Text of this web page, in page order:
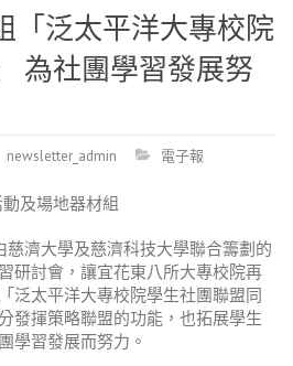
字:
「泛太平洋大專校院
為社團學習發展努
newsletter_admin 電子報
及場地器材組
慈濟大學及慈濟科技大學聯合籌劃的
研討會，讓宜花東八所大專校院再
泛太平洋大專校院學生社團聯盟同
發揮策略聯盟的功能，也拓展學生
學習發展而努力。